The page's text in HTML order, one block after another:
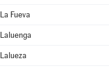
La Fueva
Laluenga
Lalueza